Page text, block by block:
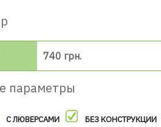
740 грн.
параметры
С ЛЮВЕРСАМИ БЕЗ КОНСТРУКЦИИ